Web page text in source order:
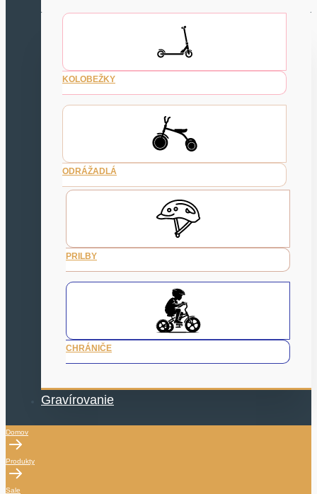
KOLOBEŽKY
ODRÁŽADLÁ
PRILBY
CHRÁNIČE
Gravírovanie
Domov
Produkty
Sale